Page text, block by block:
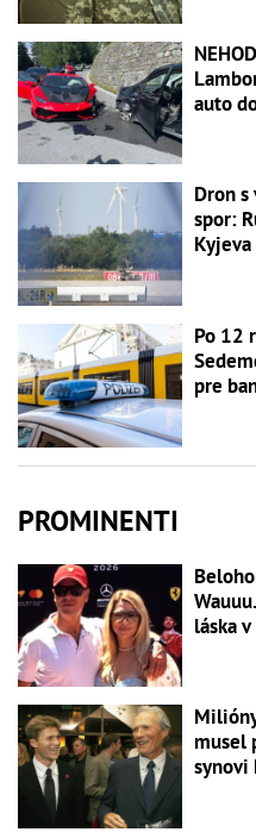
auto
Dron
spor:
Kyjeva
Po 12
pre
PROMINENTI
láska
musel
synovi